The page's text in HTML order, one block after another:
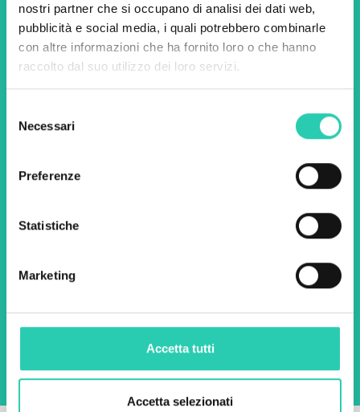
nostri partner che si occupano di analisi dei dati web,
pubblicità e social media, i quali potrebbero combinarle
con altre informazioni che ha fornito loro o che hanno
raccolto dal suo utilizzo dei loro servizi.
delNecessari
Preferenze
Statistiche
Marketing
Accetta tutti
Accetta selezionati
Non perderti i prossimi
eventi! Iscriviti alla
newsletter di GO! 2025 per
scoprire tutte le nostre
l'archiviazione e la gestione dei dati su questo
sito web.Privacy policy